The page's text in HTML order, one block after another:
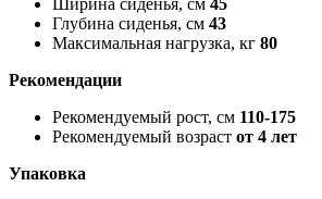
Глубина сиденья, см 43
Максимальная нагрузка, кг 80
Рекомендации
Рекомендуемый рост, см 110-175
Рекомендуемый возраст от 4 лет
Упаковка